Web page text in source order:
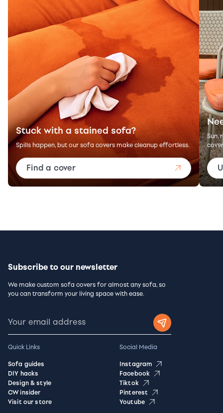
Stuck with a stained sofa?
Spills happen, but our sofa covers make cleanup effortless.
Find a cover
Sun,
Subscribe to our newsletter
We make custom sofa covers for almost any sofa, so
you can transform your living space with ease.
Quick Links
Sofa guides
DIY hacks
Design & style
CW insider
Visit our store
Social Media
Instagram
Facebook
Tiktok
Pinterest
Youtube